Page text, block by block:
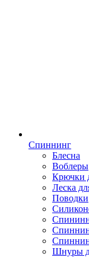
Спиннинг
Блесна
Воблеры
Крючки
Леска
Поводки
Шнуры